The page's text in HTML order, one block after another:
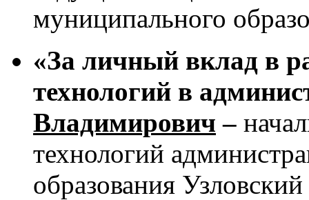
муниципального
«За личный вклад в
технологий в
Владимирович –
технологий
образования